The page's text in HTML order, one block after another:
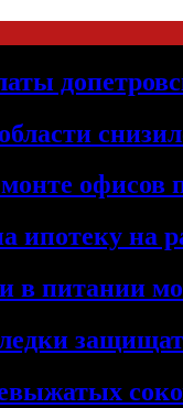
ипотеку
питании